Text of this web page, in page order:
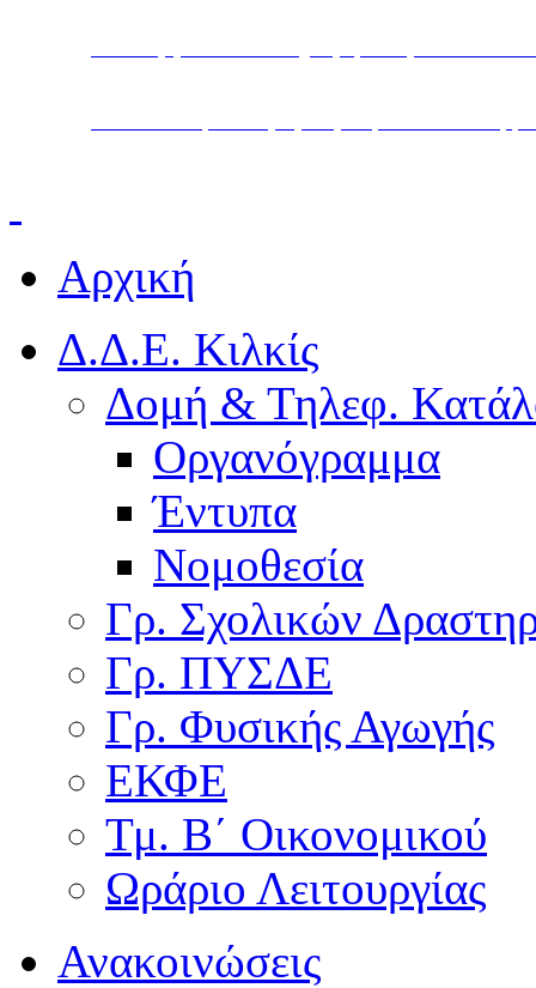
Αρχική
Δ.Δ.Ε. Κιλκίς
Δομή & Τηλεφ.
Οργανόγραμμα
Έντυπα
Νομοθεσία
Γρ. Σχολικών
Γρ. ΠΥΣΔΕ
Γρ. Φυσικής Αγωγής
ΕΚΦΕ
Τμ. Β΄ Οικονομικού
Ωράριο Λειτουργίας
Ανακοινώσεις